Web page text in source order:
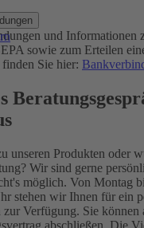
und Informationen
sowie zum Erteilen
Sie hier:
unseren Produkten oder
Wir sind gerne
möglich. Von Montag
stehen wir Ihnen für ein
zur Verfügung. Sie können